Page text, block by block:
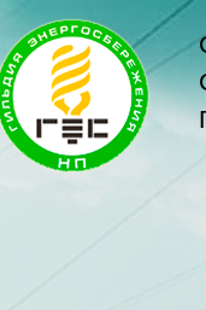
Перейти к
основному
содержанию